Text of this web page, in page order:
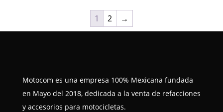
1 2 →
Motocom es una empresa 100% Mexicana fundada
en Mayo del 2018, dedicada a la venta de refacciones
y accesorios para motocicletas.